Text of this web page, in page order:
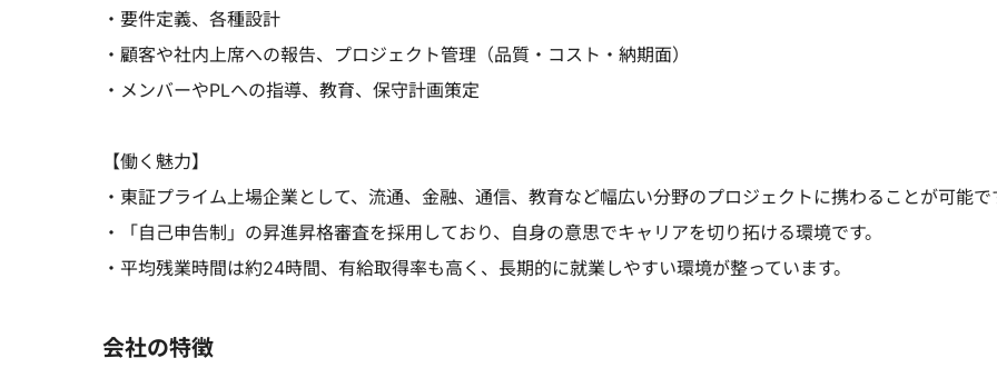
・要件定義、各種設計
・顧客や社内上席への報告、プロジェクト管理（品質・コスト・納期面）
・メンバーやPLへの指導、教育、保守計画策定
【働く魅力】
・東証プライム上場企業として、流通、金融、通信、教育など幅広い分野のプロジェクトに携わることが可能で
・「自己申告制」の昇進昇格審査を採用しており、自身の意思でキャリアを切り拓ける環境です。
・平均残業時間は約24時間、有給取得率も高く、長期的に就業しやすい環境が整っています。
会社の特徴